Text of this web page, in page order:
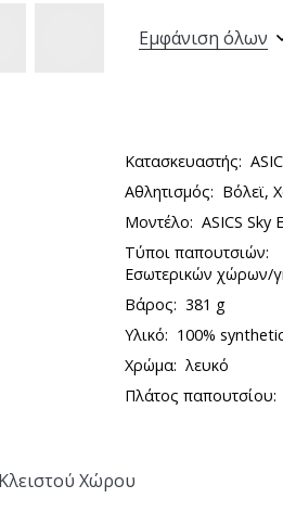
Εμφάνιση όλων
Κατασκευαστής:
Αθλητισμός: Βόλεϊ,
Μοντέλο: ASICS Sky
Τύποι παπουτσιών:
Εσωτερικών χώρων/
Βάρος: 381 g
Υλικό: 100%
Χρώμα: λευκό
Πλάτος παπουτσίου:
Κλειστού Χώρου